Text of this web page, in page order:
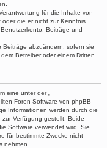
für die Inhalte von
die er nicht zur Kenntnis
Beiträge und
abzuändern, sofern sie
Betreiber oder einem Dritten
eine unter der „
Foren-Software von phpBB
Informationen werden durch die
Verfügung gestellt. Beide
Software verwendet wird. Sie
für bestimmte Zwecke nicht
nehmen.